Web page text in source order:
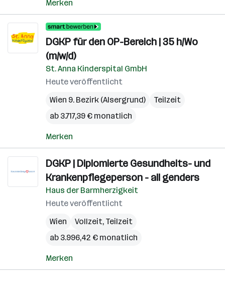
Merken
DGKP für den OP-Bereich | 35 h/Wo
(m/w/d)
St. Anna Kinderspital GmbH
Heute veröffentlicht
Wien 9. Bezirk (Alsergrund)
Teilzeit
ab 3.717,39 € monatlich
Merken
DGKP | Diplomierte Gesundheits- und
Krankenpflegeperson - all genders
Haus der Barmherzigkeit
Heute veröffentlicht
Wien
Vollzeit, Teilzeit
ab 3.996,42 € monatlich
Merken